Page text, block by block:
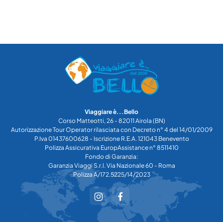
Viaggiare è...Bello
Corso Matteotti, 26 - 82011 Airola (BN)
Autorizzazione Tour Operator rilasciata con Decreto n° 4 del 14/01/2009
P.Iva 01437600628 - Iscrizione R.E.A. 121043 Benevento
Polizza Assicurativa EuropAssistance n° 8511410
Fondo di Garanzia:
Garanzia Viaggi S.r.l. Via Nazionale 60 - Roma
Polizza A/172.5225/14/2023